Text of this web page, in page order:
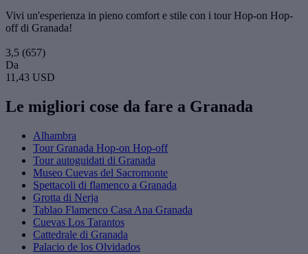
Vivi un'esperienza in pieno comfort e stile con i tour Hop-on Hop-
off di Granada!
3,5 (657)
Da
11,43 USD
Le migliori cose da fare a Granada
Alhambra
Tour Granada Hop-on Hop-off
Tour autoguidati di Granada
Museo Cuevas del Sacromonte
Spettacoli di flamenco a Granada
Grotta di Nerja
Tablao Flamenco Casa Ana Granada
Cuevas Los Tarantos
Cattedrale di Granada
Palacio de los Olvidados